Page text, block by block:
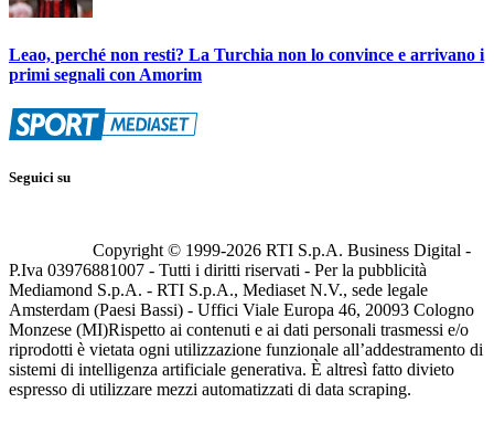
Leao, perché non resti? La Turchia non lo convince e arrivano i
primi segnali con Amorim
Seguici su
Copyright © 1999-2026 RTI S.p.A. Business Digital -
P.Iva 03976881007 - Tutti i diritti riservati - Per la pubblicità
Mediamond S.p.A. - RTI S.p.A., Mediaset N.V., sede legale
Amsterdam (Paesi Bassi) - Uffici Viale Europa 46, 20093 Cologno
Monzese (MI)Rispetto ai contenuti e ai dati personali trasmessi e/o
riprodotti è vietata ogni utilizzazione funzionale all’addestramento di
sistemi di intelligenza artificiale generativa. È altresì fatto divieto
espresso di utilizzare mezzi automatizzati di data scraping.